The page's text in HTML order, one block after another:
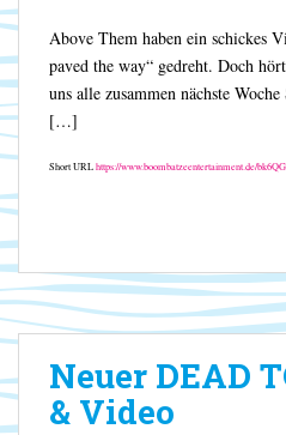
Above Them haben ein schickes
paved the way“ gedreht. Doch
uns alle zusammen nächste
[…]
Short URLhttps://www.boombatzeentertainment.de/bk6QG
Neuer DEAD
& Video